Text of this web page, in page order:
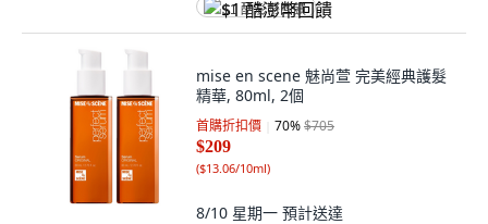
$1 酷澎幣回饋
mise en scene 魅尚萱 完美經典護髮
精華, 80ml, 2個
首購折扣價 70%$705
$209
($13.06/10ml)
8/10 星期一 預計送達